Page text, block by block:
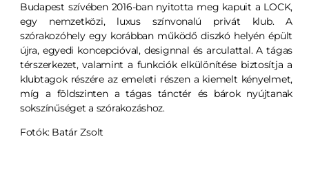
Budapest szívében 2016-ban nyitotta meg kapuit a LOCK,
egy nemzetközi, luxus színvonalú privát klub. A
szórakozóhely egy korábban működő diszkó helyén épült
újra, egyedi koncepcióval, designnal és arculattal. A tágas
térszerkezet, valamint a funkciók elkülönítése biztosítja a
klubtagok részére az emeleti részen a kiemelt kényelmet,
míg a földszinten a tágas tánctér és bárok nyújtanak
sokszínűséget a szórakozáshoz.
Fotók: Batár Zsolt